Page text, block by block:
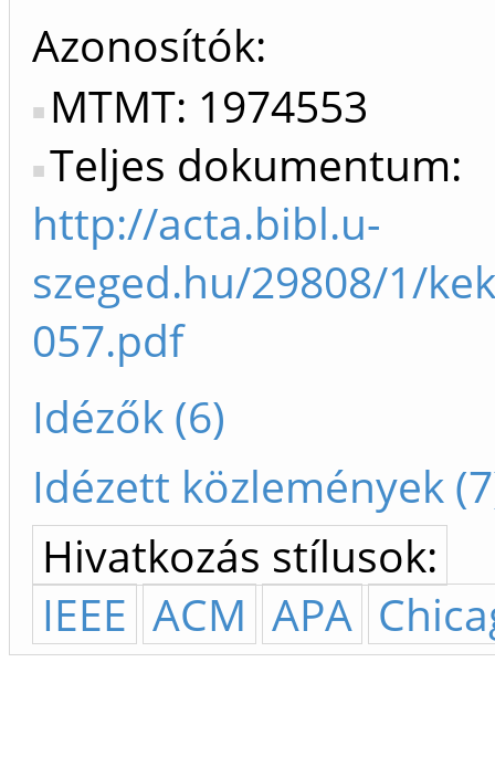
Azonosítók
MTMT: 1974553
Teljes dokumentum:
http://acta.bibl.u-
szeged.hu/29808/1/
057.pdf
Idézők (6)
Idézett közlemények
Hivatkozás stílusok:
IEEE ACM APA